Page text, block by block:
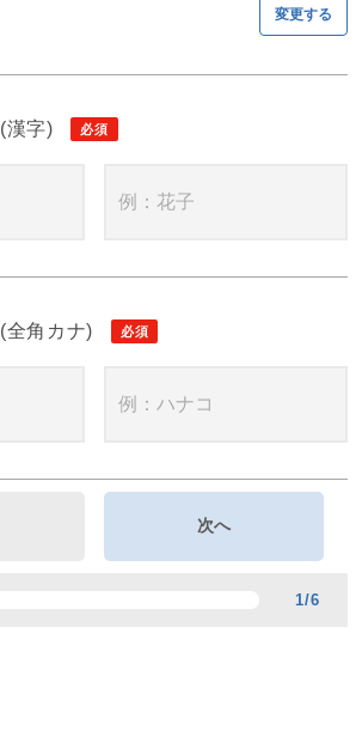
変更する
(漢字)
(全角カナ)
1/6